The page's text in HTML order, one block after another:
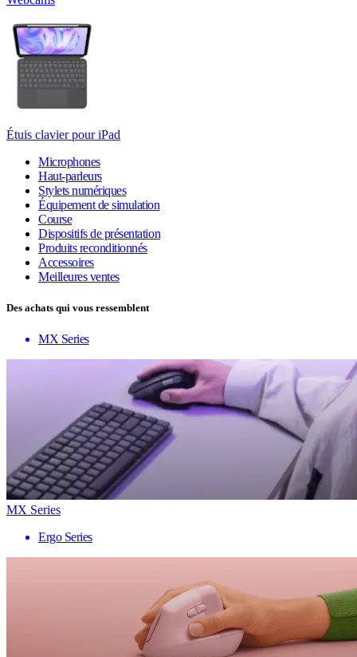
Étuis clavier pour iPad
Microphones
Haut-parleurs
Stylets numériques
Équipement de simulation
Course
Dispositifs de présentation
Produits reconditionnés
Accessoires
Meilleures ventes
Des achats qui vous ressemblent
MX Series
MX Series
Ergo Series